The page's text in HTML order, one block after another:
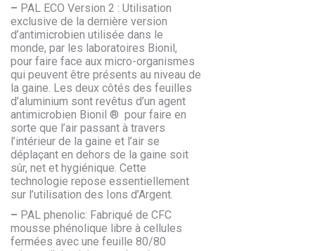
– PAL ECO Version 2 : Utilisation
exclusive de la dernière version
d’antimicrobien utilisée dans le
monde, par les laboratoires Bionil,
pour faire face aux micro-organismes
qui peuvent être présents au niveau de
la gaine. Les deux côtés des feuilles
d’aluminium sont revêtus d’un agent
antimicrobien Bionil ® pour faire en
sorte que l’air passant à travers
l’intérieur de la gaine et l’air se
déplaçant en dehors de la gaine soit
sûr, net et hygiénique. Cette
technologie repose essentiellement
sur l’utilisation des Ions d’Argent.
– PAL phenolic: Fabriqué de CFC
mousse phénolique libre à cellules
fermées avec une feuille 80/80